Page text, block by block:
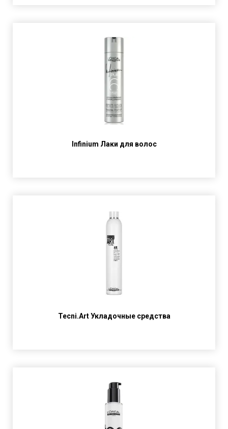
Infinium Лаки для волос
Tecni.Art Укладочные средства